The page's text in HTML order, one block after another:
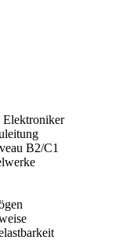
Elektroniker
B2/C1